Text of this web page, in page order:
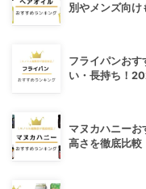
別やメンズ向け
フライパンお
い・長持ち！
マヌカハニー
高さを徹底比較